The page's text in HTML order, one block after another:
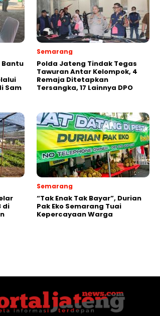
Bantu
Sam
Semarang
Polda Jateng Tindak Tegas
Tawuran Antar Kelompok, 4
Remaja Ditetapkan
Tersangka, 17 Lainnya DPO
di
Semarang
“Tak Enak Tak Bayar”, Durian
Pak Eko Semarang Tuai
Kepercayaan Warga